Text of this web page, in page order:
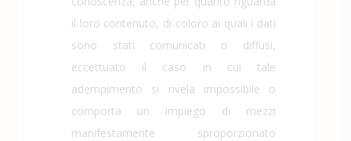
il loro contenuto, di coloro ai quali i dati
sono stati comunicati o diffusi,
eccettuato il caso in cui tale
adempimento si rivela impossibile o
comporta un impiego di mezzi
manifestamente sproporzionato